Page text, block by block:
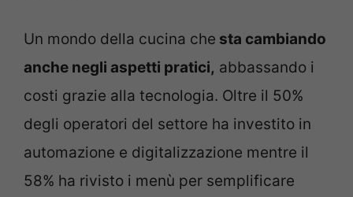
Un mondo della cucina che sta cambiando
anche negli aspetti pratici, abbassando i
costi grazie alla tecnologia. Oltre il 50%
degli operatori del settore ha investito in
automazione e digitalizzazione mentre il
58% ha rivisto i menù per semplificare